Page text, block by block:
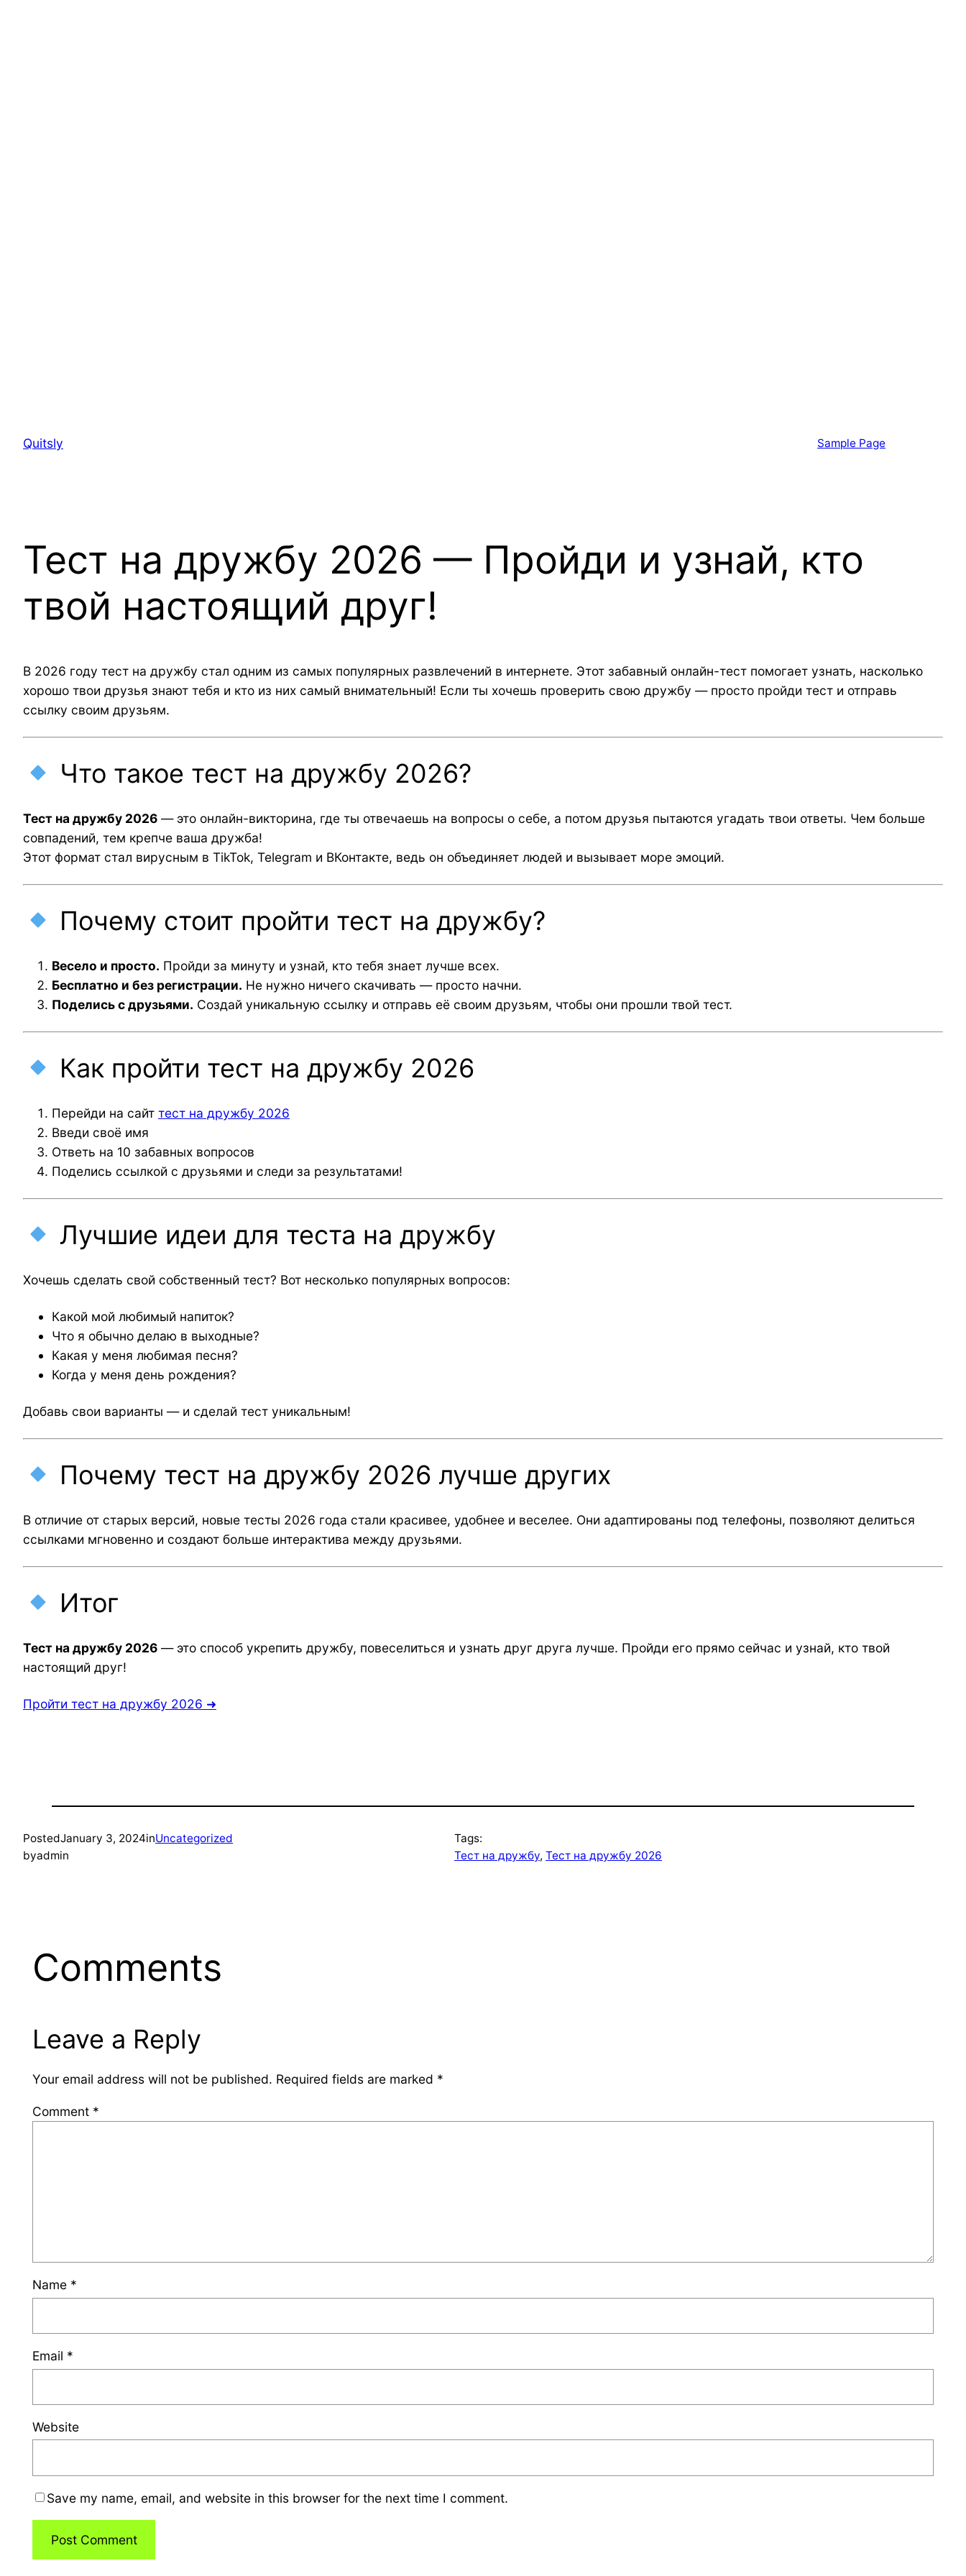
contentQuitsly Sample Page
Тест на дружбу 2026 — Пройди и узнай, кто
твой настоящий друг!
В 2026 году тест на дружбу стал одним из самых популярных развлечений в интернете. Этот забавный онлайн-тест помогает узнать, насколько
хорошо твои друзья знают тебя и кто из них самый внимательный! Если ты хочешь проверить свою дружбу — просто пройди тест и отправь
ссылку своим друзьям.
Что такое тест на дружбу 2026?
Тест на дружбу 2026 — это онлайн-викторина, где ты отвечаешь на вопросы о себе, а потом друзья пытаются угадать твои ответы. Чем больше
совпадений, тем крепче ваша дружба!
Этот формат стал вирусным в TikTok, Telegram и ВКонтакте, ведь он объединяет людей и вызывает море эмоций.
Почему стоит пройти тест на дружбу?
Весело и просто. Пройди за минуту и узнай, кто тебя знает лучше всех.
Бесплатно и без регистрации. Не нужно ничего скачивать — просто начни.
Поделись с друзьями. Создай уникальную ссылку и отправь её своим друзьям, чтобы они прошли твой тест.
Как пройти тест на дружбу 2026
Перейди на сайт тест на дружбу 2026
Введи своё имя
Ответь на 10 забавных вопросов
Поделись ссылкой с друзьями и следи за результатами!
Лучшие идеи для теста на дружбу
Хочешь сделать свой собственный тест? Вот несколько популярных вопросов:
Какой мой любимый напиток?
Что я обычно делаю в выходные?
Какая у меня любимая песня?
Когда у меня день рождения?
Добавь свои варианты — и сделай тест уникальным!
Почему тест на дружбу 2026 лучше других
В отличие от старых версий, новые тесты 2026 года стали красивее, удобнее и веселее. Они адаптированы под телефоны, позволяют делиться
ссылками мгновенно и создают больше интерактива между друзьями.
Итог
Тест на дружбу 2026 — это способ укрепить дружбу, повеселиться и узнать друг друга лучше. Пройди его прямо сейчас и узнай, кто твой
настоящий друг!
Пройти тест на дружбу 2026 ➜
PostedJanuary 3, 2024inUncategorized
byadmin
Tags:
Тест на дружбу, Тест на дружбу 2026
Comments
Leave a Reply
Your email address will not be published. Required fields are marked *
Comment *
Name *
Email *
Website
Save my name, email, and website in this browser for the next time I comment.